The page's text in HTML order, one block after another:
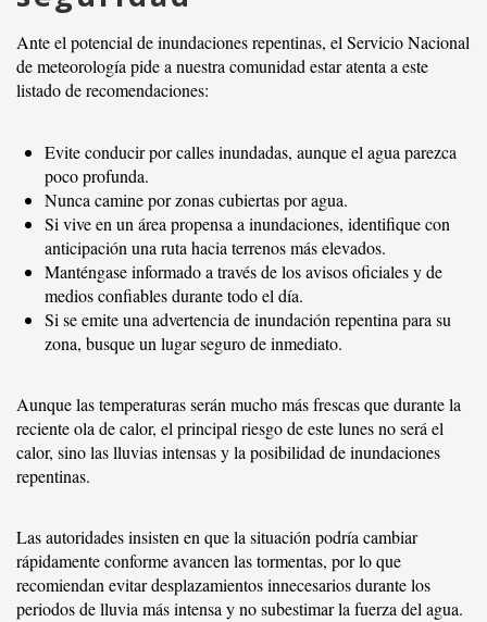
Ante el potencial de inundaciones repentinas, el Servicio Nacional
de meteorología pide a nuestra comunidad estar atenta a este
listado de recomendaciones:
Evite conducir por calles inundadas, aunque el agua parezca
poco profunda.
Nunca camine por zonas cubiertas por agua.
Si vive en un área propensa a inundaciones, identifique con
anticipación una ruta hacia terrenos más elevados.
Manténgase informado a través de los avisos oficiales y de
medios confiables durante todo el día.
Si se emite una advertencia de inundación repentina para su
zona, busque un lugar seguro de inmediato.
Aunque las temperaturas serán mucho más frescas que durante la
reciente ola de calor, el principal riesgo de este lunes no será el
calor, sino las lluvias intensas y la posibilidad de inundaciones
repentinas.
Las autoridades insisten en que la situación podría cambiar
rápidamente conforme avancen las tormentas, por lo que
recomiendan evitar desplazamientos innecesarios durante los
periodos de lluvia más intensa y no subestimar la fuerza del agua.